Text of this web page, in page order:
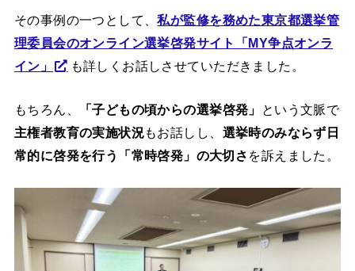
その事例の一つとして、私が監修を務めた東京都選挙管
理委員会のオンライン選挙啓発サイト「MY争点オンラ
イン」
も詳しくお話しさせていただきました。
もちろん、 「子どもの頃からの選挙啓発」
という文脈で
主権者教育の実施状況もお話しし、 選挙時のみならず日
常的に啓発を行う「常時啓発」の大切さ を訴えました。